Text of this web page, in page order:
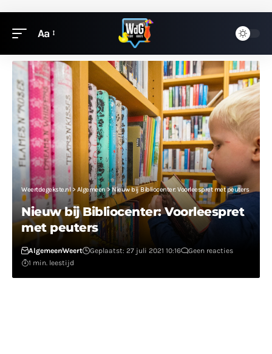
Aa
Weertdegekste.nl> Algemeen>Nieuw bij Bibliocenter: Voorleespret met peuters
Nieuw bij Bibliocenter: Voorleespret
met peuters
AlgemeenWeert Geplaatst: 27 juli 2021 10:16
Geen reacties
1 min. leestijd